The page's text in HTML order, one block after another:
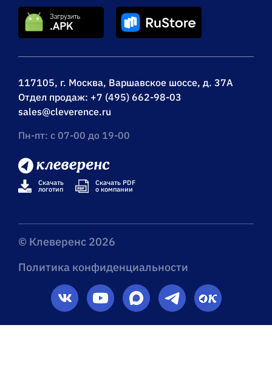
117105, г. Москва, Варшавское шоссе, д. 37А
Отдел продаж: +7 (495) 662-98-03
sales@cleverence.ru
Пн-пт: с 07-00 до 19-00
Скачать
логотип
Скачать PDF
о компании
© Клеверенс 2026
Политика конфиденциальности